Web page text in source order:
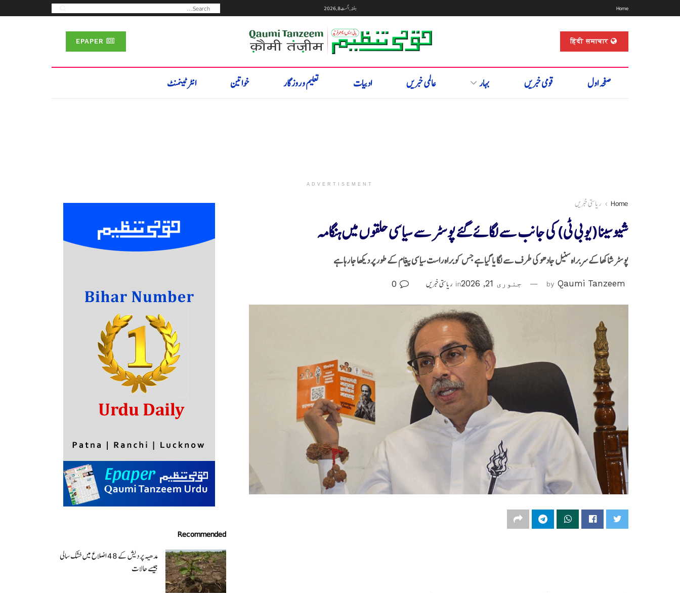
Home ہفتہ, اگست 8, 2026
हिंदी समाचार
صفحہ اول قومی خبریں بہار عالمی خبریں ادبیات تعلیم و روزگار خواتین انٹرٹینمنٹ
ADVERTISEMENT
Home ریاستی خبریں
شیوسینا (یو بی ٹی) کی جانب سے لگائے گئے پوسٹرسے سیاسی حلقوں میں ہنگامہ
پوسٹر شاکھا کے سربراہ سنیل جادھو کی طرف سے لگایا گیا ہے جس کو براہ راست سیاسی پیغام کے طور پر دیکھا جا رہا ہے
by Qaumi Tanzeem جنوری 21, 2026 in ریاستی خبریں
Recommended
مدھیہ پردیش کے 48 اضلاع میں خشک سالی
جیسے حالات